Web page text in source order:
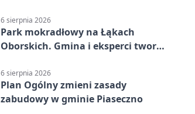
6 sierpnia 2026
Park mokradłowy na Łąkach
Oborskich. Gmina i eksperci tworzą
6 sierpnia 2026
Plan Ogólny zmieni zasady
zabudowy w gminie Piaseczno